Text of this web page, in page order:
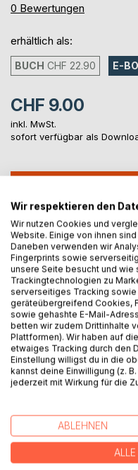
0%
0 Bewertungen
erhältlich als:
BUCH CHF 22.90 E-
CHF 9.00
inkl. MwSt.
sofort verfügbar als
Auf die Merkliste
Titel bewerten
BESCHREIBUNG
Evelyne beschäftigt
erkennt sie, dass
Rolle spielen und tritt
an, die Reise in ihr
Entscheidung kinderlos
Wir respektieren den
Wir nutzen Cookies und
Website. Einige von ihnen
Daneben verwenden wir
Fingerprints sowie
unsere Seite besucht und wie
Trackingtechnologien zu
serverseitiges Tracking
geräteübergreifend Cookies,
sowie gehashte E-Mail-
betten wir zudem Drittinhalte
Plattformen). Wir haben auf
etwaiges Tracking durch den
Einstellung willigst du in die
kannst deine Einwilligung (z.
jederzeit mit Wirkung für die
ABLEHNEN